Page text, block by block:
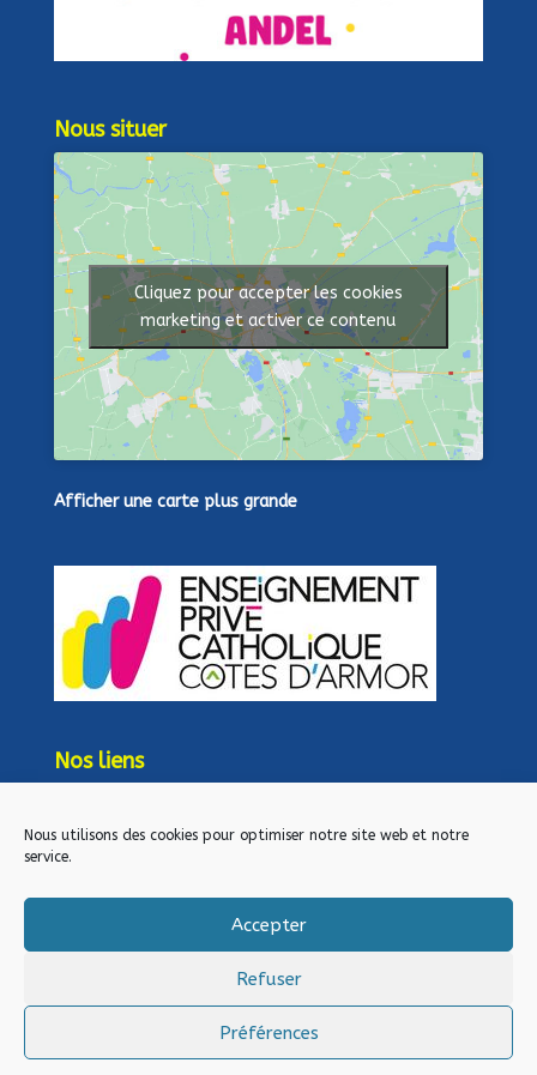
Nous utilisons des cookies pour optimiser notre site web et notre
service.
Accepter
Refuser
Préférences
Nous situer
Cliquez pour accepter les cookies
marketing et activer ce contenu
Afficher une carte plus grande
Nos liens
Mentions légales